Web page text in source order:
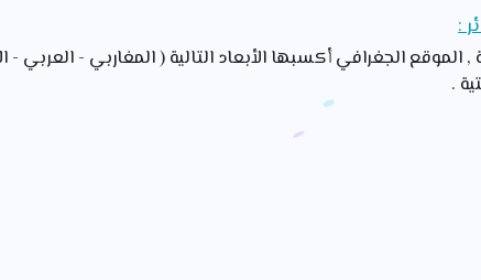
:
, الموقع الجغرافي أكسبها الأبعاد التالية ( المغاربي -
.